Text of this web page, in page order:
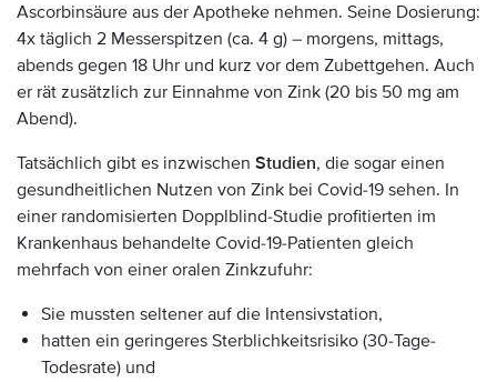
Ascorbinsäure aus der Apotheke nehmen. Seine Dosierung:
4x täglich 2 Messerspitzen (ca. 4 g) – morgens, mittags,
abends gegen 18 Uhr und kurz vor dem Zubettgehen. Auch
er rät zusätzlich zur Einnahme von Zink (20 bis 50 mg am
Abend).
Tatsächlich gibt es inzwischen Studien, die sogar einen
gesundheitlichen Nutzen von Zink bei Covid-19 sehen. In
einer randomisierten Dopplblind-Studie profitierten im
Krankenhaus behandelte Covid-19-Patienten gleich
mehrfach von einer oralen Zinkzufuhr:
Sie mussten seltener auf die Intensivstation,
hatten ein geringeres Sterblichkeitsrisiko (30-Tage-
Todesrate) und